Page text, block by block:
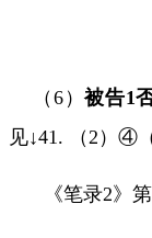
（6 ）被告1
见↓41. （ 2 ）④
《笔录2》第